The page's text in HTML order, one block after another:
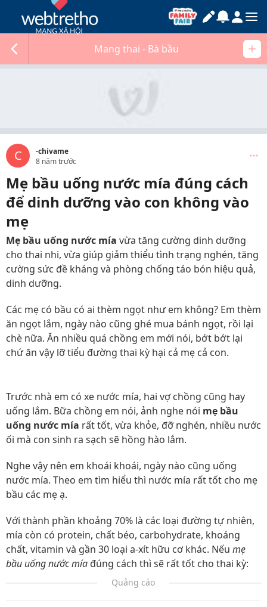
Mang thai - Bà bầu
C
-chivame
8 năm trước
Mẹ bầu uống nước mía đúng cách
để dinh dưỡng vào con không vào
mẹ
Mẹ bầu uống nước mía vừa tăng cường dinh dưỡng
cho thai nhi, vừa giúp giảm thiểu tình trạng nghén, tăng
cường sức đề kháng và phòng chống táo bón hiệu quả,
dinh dưỡng.
Các mẹ có bầu có ai thèm ngọt như em không? Em thèm
ăn ngọt lắm, ngày nào cũng ghé mua bánh ngọt, rồi lại
chè nữa. Ăn nhiều quá chồng em mới nói, bớt bớt lại
chứ ăn vậy lỡ tiểu đường thai kỳ hại cả mẹ cả con.
Trước nhà em có xe nước mía, hai vợ chồng cũng hay
uống lắm. Bữa chồng em nói, ảnh nghe nói mẹ bầu
uống nước mía rất tốt, vừa khỏe, đỡ nghén, nhiều nước
ối mà con sinh ra sạch sẽ hồng hào lắm.
Nghe vậy nên em khoái khoái, ngày nào cũng uống
nước mía. Theo em tìm hiểu thì nước mía rất tốt cho mẹ
bầu các mẹ ạ.
Với thành phần khoảng 70% là các loại đường tự nhiên,
mía còn có protein, chất béo, carbohydrate, khoáng
chất, vitamin và gần 30 loại a-xít hữu cơ khác. Nếu mẹ
bầu uống nước mía đúng cách thì sẽ rất tốt cho thai kỳ:
Quảng cáo